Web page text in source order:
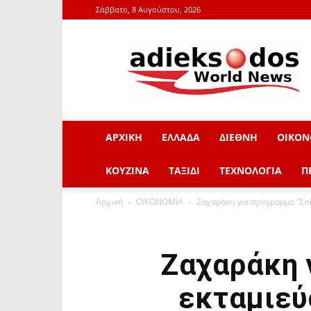
Σάββατο, 8 Αυγούστου, 2026
adieksodos.gr
ΑΡΧΙΚΗ ΕΛΛΑΔΑ ΔΙΕΘΝΗ
ΚΟΥΖΙΝΑ ΤΑΞΙΔΙ ΤΕΧΝΟΛΟΓΙΑ
Αρχική ΟΙΚΟΝΟΜΙΑ Ζαχαράκη για πρόγραμμα
Ζαχαράκη